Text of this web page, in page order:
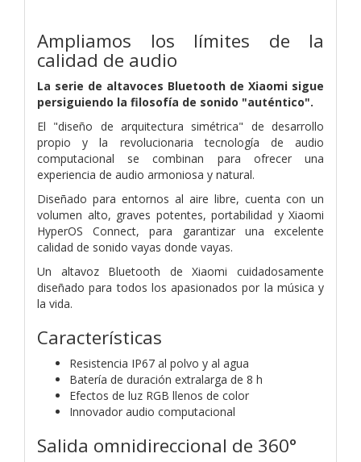
Ampliamos los límites de la
calidad de audio
La serie de altavoces Bluetooth de Xiaomi sigue
persiguiendo la filosofía de sonido "auténtico".
El "diseño de arquitectura simétrica" de desarrollo
propio y la revolucionaria tecnología de audio
computacional se combinan para ofrecer una
experiencia de audio armoniosa y natural.
Diseñado para entornos al aire libre, cuenta con un
volumen alto, graves potentes, portabilidad y Xiaomi
HyperOS Connect, para garantizar una excelente
calidad de sonido vayas donde vayas.
Un altavoz Bluetooth de Xiaomi cuidadosamente
diseñadopara todos los apasionados por la música y
la vida.
Características
Resistencia IP67 al polvo y al agua
Batería de duración extralarga de 8 h
Efectos de luz RGB llenos de color
Innovador audio computacional
Salida omnidireccional de 360°